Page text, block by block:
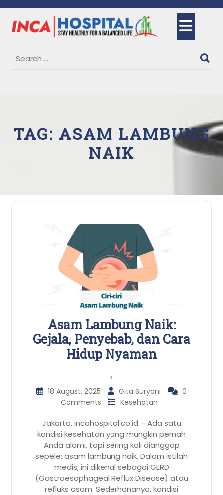
content
TAG: ASAM LAMBUNG
NAIK
Asam Lambung Naik:
Gejala, Penyebab, dan Cara
Hidup Nyaman
<
18 August, 2025 Gita Suryani
0
Comments
Kesehatan
Jakarta, incahospital.co.id – Ada satu
kondisi kesehatan yang mungkin pernah
Anda alami, tapi sering kali dianggap
sepele: asam lambung naik. Dalam istilah
medis, ini dikenal sebagai GERD
(Gastroesophageal Reflux Disease) atau
refluks asam. Sederhananya, kondisi